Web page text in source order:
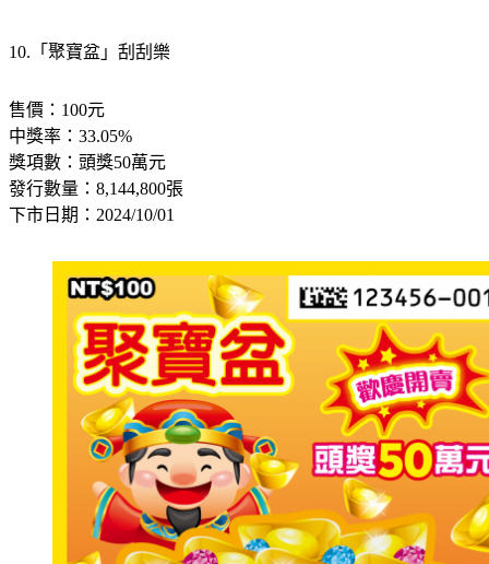
10.「聚寶盆」刮刮樂
售價：100元
中獎率：33.05%
獎項數：頭獎50萬元
發行數量：8,144,800張
下市日期：2024/10/01